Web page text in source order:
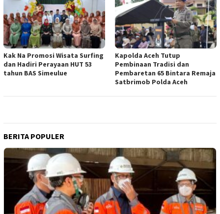
Kak Na Promosi Wisata Surfing
dan Hadiri Perayaan HUT 53
tahun BAS Simeulue
Kapolda Aceh Tutup
Pembinaan Tradisi dan
Pembaretan 65 Bintara Remaja
Satbrimob Polda Aceh
BERITA POPULER